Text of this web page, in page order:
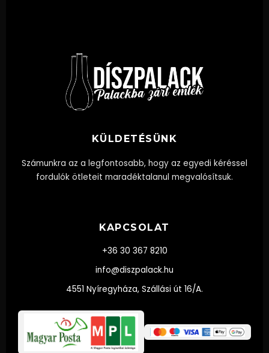
KÜLDETÉSÜNK
Számunkra az a legfontosabb, hogy az egyedi kéréssel
fordulók ötleteit maradéktalanul megvalósítsuk.
KAPCSOLAT
+36 30 367 8210
info@diszpalack.hu
4551 Nyíregyháza, Szállási út 16/A.